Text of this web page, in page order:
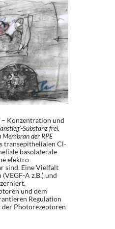
– Konzentration und
Substanz frei,
Membran der RPE
transepithelialen Cl-
basolaterale
elektro-
sind. Eine Vielfalt
A z.B.) und
und dem
Regulation
Photorezeptoren